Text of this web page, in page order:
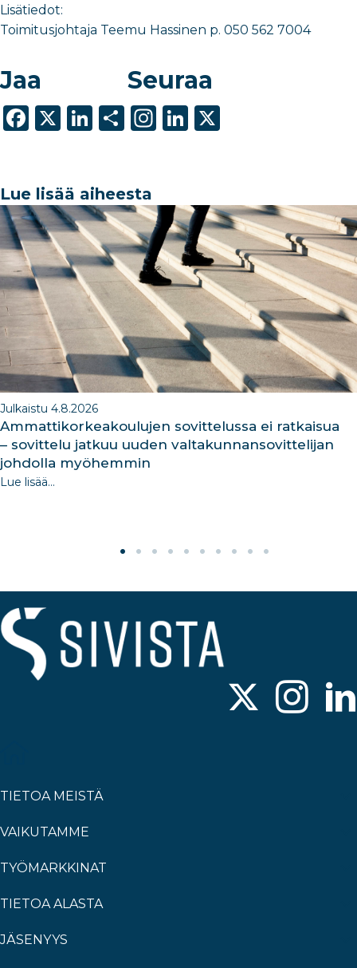
Lisätiedot:
Toimitusjohtaja Teemu Hassinen p. 050 562 7004
Jaa
F
e
b
o
o
k
X
Li
e
dI
n
S
e
Seuraa
In
ra
m
Li
dI
n
Lue lisää aiheesta
Julkaistu 4.8.2026
Ammattikorkeakoulujen sovittelussa ei ratkaisua
– sovittelu jatkuu uuden valtakunnansovittelijan
johdolla myöhemmin
Lue lisää...
TIETOA MEISTÄ
VAIKUTAMME
TYÖMARKKINAT
TIETOA ALASTA
JÄSENYYS